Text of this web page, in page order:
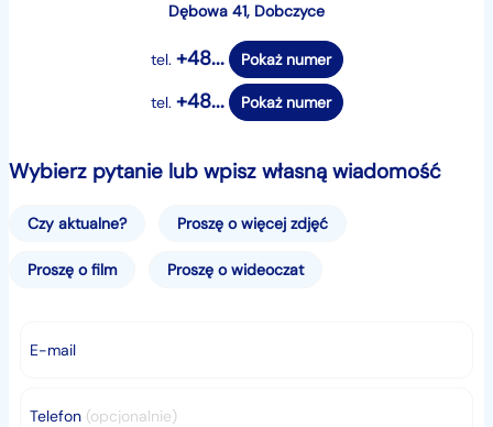
Dębowa 41, Dobczyce
tel. +48... Pokaż numer
tel. +48... Pokaż numer
Wybierz pytanie lub wpisz własną wiadomość
Czy aktualne? Proszę o więcej zdjęć
Proszę o film Proszę o wideoczat
E-mail
Telefon (opcjonalnie)